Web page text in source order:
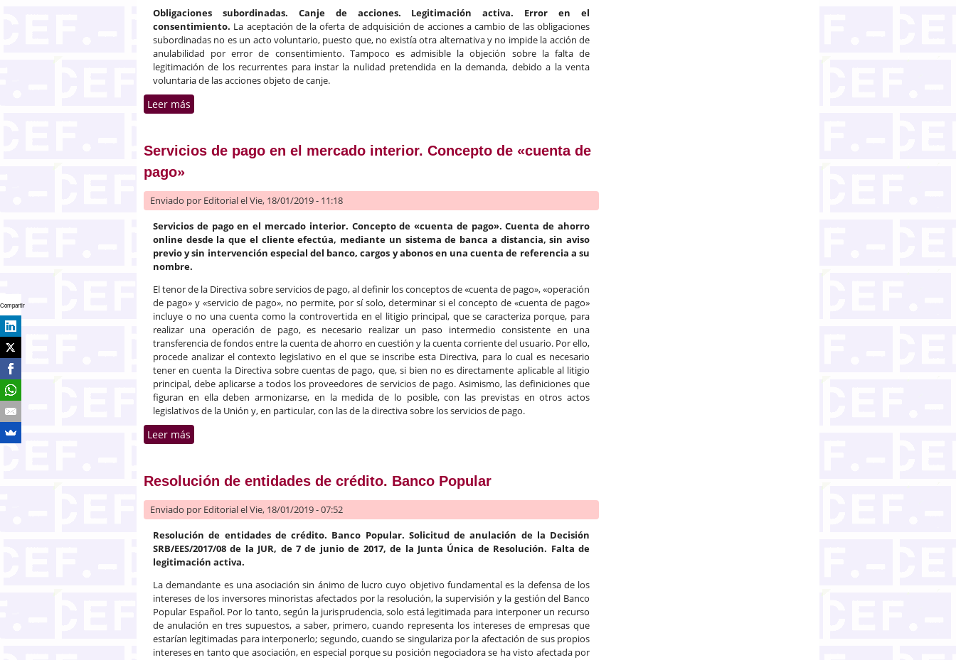
Obligaciones subordinadas. Canje de acciones. Legitimación activa. Error en el
consentimiento. La aceptación de la oferta de adquisición de acciones a cambio de las obligaciones
subordinadas no es un acto voluntario, puesto que, no existía otra alternativa y no impide la acción de
anulabilidad por error de consentimiento. Tampoco es admisible la objeción sobre la falta de
legitimación de los recurrentes para instar la nulidad pretendida en la demanda, debido a la venta
voluntaria de las acciones objeto de canje.
Leer más
Servicios de pago en el mercado interior. Concepto de «cuenta de
pago»
Enviado por Editorialel Vie, 18/01/2019 - 11:18
Servicios de pago en el mercado interior. Concepto de «cuenta de pago». Cuenta de ahorro
online desde la que el cliente efectúa, mediante un sistema de banca a distancia, sin aviso
previo y sin intervención especial del banco, cargos y abonos en una cuenta de referencia a su
nombre.
El tenor de la Directiva sobre servicios de pago, al definir los conceptos de «cuenta de pago», «operación
de pago» y «servicio de pago», no permite, por sí solo, determinar si el concepto de «cuenta de pago»
incluye o no una cuenta como la controvertida en el litigio principal, que se caracteriza porque, para
realizar una operación de pago, es necesario realizar un paso intermedio consistente en una
transferencia de fondos entre la cuenta de ahorro en cuestión y la cuenta corriente del usuario. Por ello,
procede analizar el contexto legislativo en el que se inscribe esta Directiva, para lo cual es necesario
tener en cuenta la Directiva sobre cuentas de pago, que, si bien no es directamente aplicable al litigio
principal, debe aplicarse a todos los proveedores de servicios de pago. Asimismo, las definiciones que
figuran en ella deben armonizarse, en la medida de lo posible, con las previstas en otros actos
legislativos de la Unión y, en particular, con las de la directiva sobre los servicios de pago.
Leer más
Resolución de entidades de crédito. Banco Popular
Enviado por Editorialel Vie, 18/01/2019 - 07:52
Resolución de entidades de crédito. Banco Popular. Solicitud de anulación de la Decisión
SRB/EES/2017/08 de la JUR, de 7 de junio de 2017, de la Junta Única de Resolución. Falta de
legitimación activa.
La demandante es una asociación sin ánimo de lucro cuyo objetivo fundamental es la defensa de los
intereses de los inversores minoristas afectados por la resolución, la supervisión y la gestión del Banco
Popular Español. Por lo tanto, según la jurisprudencia, solo está legitimada para interponer un recurso
de anulación en tres supuestos, a saber, primero, cuando representa los intereses de empresas que
estarían legitimadas para interponerlo; segundo, cuando se singulariza por la afectación de sus propios
intereses en tanto que asociación, en especial porque su posición negociadora se ha visto afectada por
Compartir